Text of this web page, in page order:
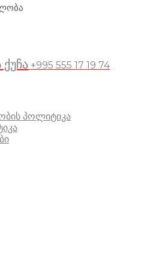
+995 555 17 19 74
პოლიტიკა